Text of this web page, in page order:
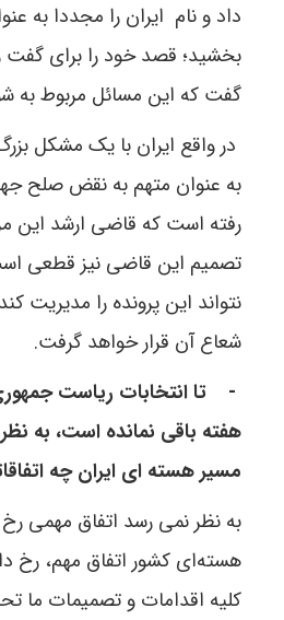
داد و نام ایران را مجددا به
بخشید؛ قصد خود را برای گفت
گفت که این مسائل مربوط به
در واقع ایران با یک مشکل
به عنوان متهم به نقض صلح
رفته است که قاضی ارشد این
تصمیم این قاضی نیز قطعی است
نتواند این پرونده را مدیریت
شعاع آن قرار خواهد گرفت.
-
تا انتخابات ریاست
هفته باقی نمانده است، به
مسیر هسته ای ایران چه
به نظر نمی رسد اتفاق مهمی
هسته‌ای کشور اتفاق مهم، رخ
کلیه اقدامات و تصمیمات ما